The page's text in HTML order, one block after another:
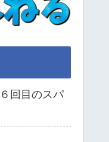
回目のスパ